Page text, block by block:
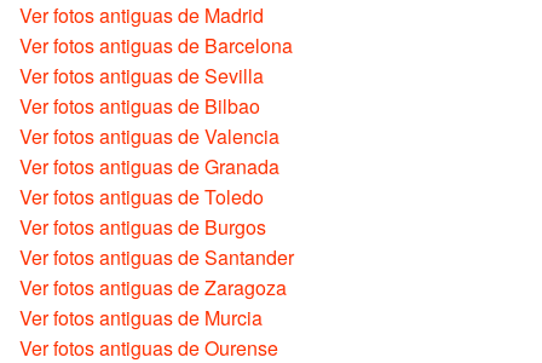
Ver fotos antiguas de Madrid
Ver fotos antiguas de Barcelona
Ver fotos antiguas de Sevilla
Ver fotos antiguas de Bilbao
Ver fotos antiguas de Valencia
Ver fotos antiguas de Granada
Ver fotos antiguas de Toledo
Ver fotos antiguas de Burgos
Ver fotos antiguas de Santander
Ver fotos antiguas de Zaragoza
Ver fotos antiguas de Murcia
Ver fotos antiguas de Ourense